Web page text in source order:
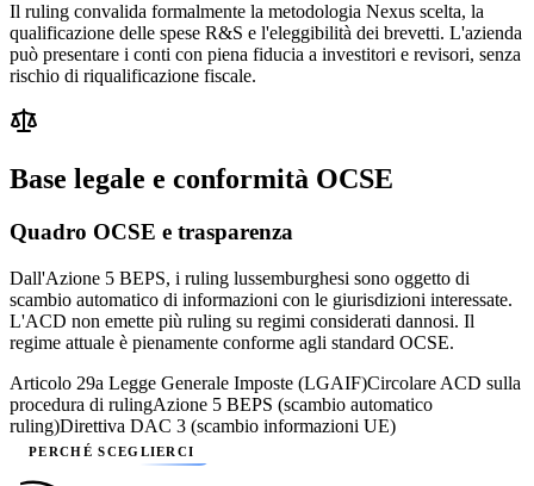
Il ruling convalida formalmente la metodologia Nexus scelta, la
qualificazione delle spese R&S e l'eleggibilità dei brevetti. L'azienda
può presentare i conti con piena fiducia a investitori e revisori, senza
rischio di riqualificazione fiscale.
Base legale e conformità OCSE
Quadro OCSE e trasparenza
Dall'Azione 5 BEPS, i ruling lussemburghesi sono oggetto di
scambio automatico di informazioni con le giurisdizioni interessate.
L'ACD non emette più ruling su regimi considerati dannosi. Il
regime attuale è pienamente conforme agli standard OCSE.
Articolo 29a Legge Generale Imposte (LGAIF)Circolare ACD sulla
procedura di rulingAzione 5 BEPS (scambio automatico
ruling)Direttiva DAC 3 (scambio informazioni UE)
PERCHÉ SCEGLIERCI